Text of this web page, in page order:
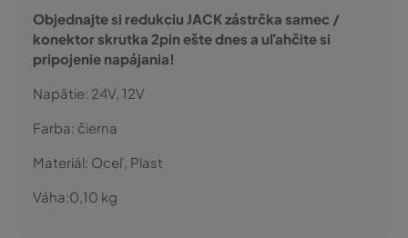
Objednajte si redukciu JACK zástrčka samec /
konektor skrutka 2pin ešte dnes a uľahčite si
pripojenie napájania!
Napätie: 24V, 12V
Farba: čierna
Materiál: Oceľ, Plast
Váha:0,10 kg